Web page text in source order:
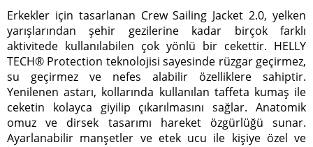
Erkekler için tasarlanan Crew Sailing Jacket 2.0, yelken
yarışlarından şehir gezilerine kadar birçok farklı
aktivitede kullanılabilen çok yönlü bir cekettir. HELLY
TECH® Protection teknolojisi sayesinde rüzgar geçirmez,
su geçirmez ve nefes alabilir özelliklere sahiptir.
Yenilenen astarı, kollarında kullanılan taffeta kumaş ile
ceketin kolayca giyilip çıkarılmasını sağlar. Anatomik
omuz ve dirsek tasarımı hareket özgürlüğü sunar.
Ayarlanabilir manşetler ve etek ucu ile kişiye özel ve